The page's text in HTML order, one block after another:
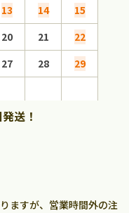
13 14
15
20 21
22
27 28
29
送！
ますが、営業時間外の注